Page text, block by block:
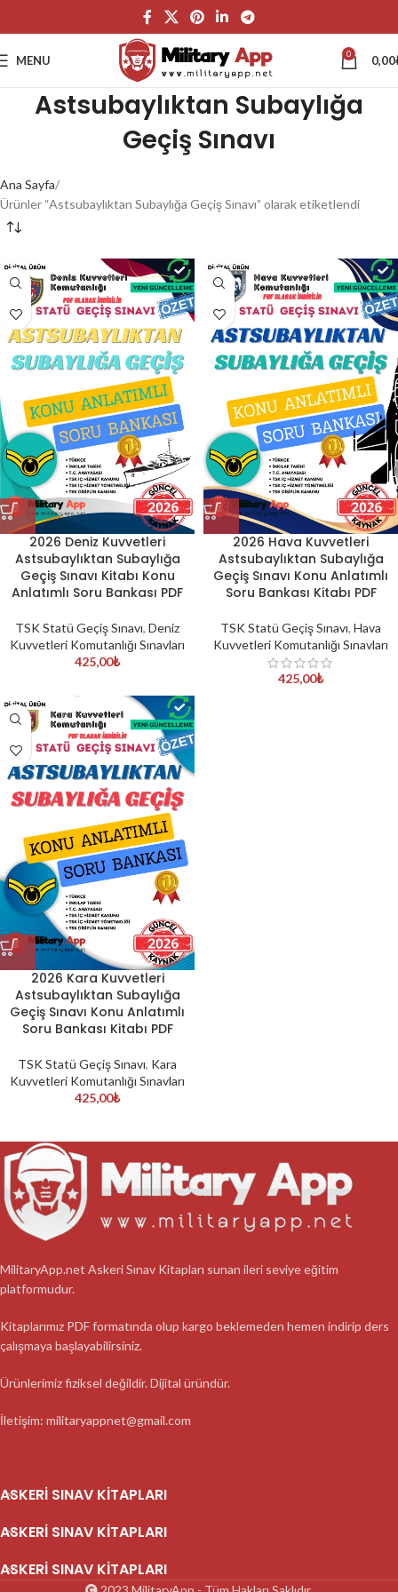
MENU 0 0,00
Astsubaylıktan Subaylığa
Geçiş Sınavı
Ana Sayfa
Ürünler “Astsubaylıktan Subaylığa Geçiş Sınavı” olarak etiketlendi
2026 Deniz Kuvvetleri
Astsubaylıktan Subaylığa
Geçiş Sınavı Kitabı Konu
Anlatımlı Soru Bankası PDF
TSK Statü Geçiş Sınavı, Deniz
Kuvvetleri Komutanlığı Sınavları
425,00₺
2026 Hava Kuvvetleri
Astsubaylıktan Subaylığa
Geçiş Sınavı Konu Anlatımlı
Soru Bankası Kitabı PDF
TSK Statü Geçiş Sınavı, Hava
Kuvvetleri Komutanlığı Sınavları
425,00₺
2026 Kara Kuvvetleri
Astsubaylıktan Subaylığa
Geçiş Sınavı Konu Anlatımlı
Soru Bankası Kitabı PDF
TSK Statü Geçiş Sınavı, Kara
Kuvvetleri Komutanlığı Sınavları
425,00₺
MilitaryApp.net Askeri Sınav Kitapları sunan ileri seviye eğitim
platformudur.
Kitaplarımız PDF formatında olup kargo beklemeden hemen indirip ders
çalışmaya başlayabilirsiniz.
Ürünlerimiz fiziksel değildir. Dijital üründür.
İletişim: militaryappnet@gmail.com
ASKERI SINAV KITAPLARI
ASKERI SINAV KITAPLARI
ASKERI SINAV KITAPLARI